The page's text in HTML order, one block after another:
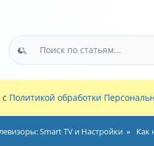
Политикой обработки
Smart TV и Настройки Как